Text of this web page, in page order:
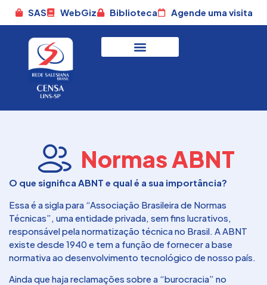
SAS WebGiz Biblioteca Agende uma visita
Normas ABNT
O que significa ABNT e qual é a sua importância?
Essa é a sigla para “Associação Brasileira de Normas
Técnicas”, uma entidade privada, sem fins lucrativos,
responsável pela normatização técnica no Brasil. A ABNT
existe desde 1940 e tem a função de fornecer a base
normativa ao desenvolvimento tecnológico de nosso país.
Ainda que haja reclamações sobre a “burocracia” no